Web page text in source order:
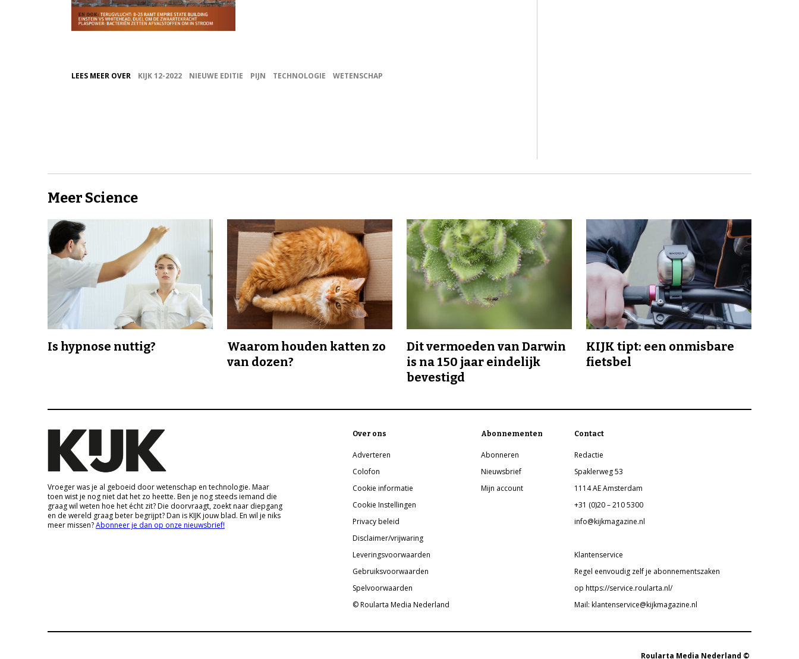
LEES MEER OVER KIJK 12-2022 NIEUWE EDITIE PIJN TECHNOLOGIE WETENSCHAP
Meer Science
Is hypnose nuttig?
Waarom houden katten zo
van dozen?
Dit vermoeden van Darwin
is na 150 jaar eindelijk
bevestigd
KIJK tipt: een onmisbare
fietsbel
Vroeger was je al geboeid door wetenschap en technologie. Maar
toen wist je nog niet dat het zo heette. Ben je nog steeds iemand die
graag wil weten hoe het écht zit? Die doorvraagt, zoekt naar diepgang
en de wereld graag beter begrijpt? Dan is KIJK jouw blad. En wil je niks
meer missen?Abonneer je dan op onze nieuwsbrief!
Over ons
Adverteren
Colofon
Cookie informatie
Cookie Instellingen
Privacy beleid
Disclaimer/vrijwaring
Leveringsvoorwaarden
Gebruiksvoorwaarden
Spelvoorwaarden
© Roularta Media Nederland
Abonnementen
Abonneren
Nieuwsbrief
Mijn account
Contact
Redactie
Spaklerweg 53
1114 AE Amsterdam
+31 (0)20 – 210 5300
info@kijkmagazine.nl
Klantenservice
Regel eenvoudig zelf je abonnementszaken
op https://service.roularta.nl/
Mail: klantenservice@kijkmagazine.nl
Roularta Media Nederland ©